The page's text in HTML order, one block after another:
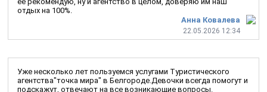
Анна Ковалева
22.05.2026 12:34
отдых на 100%.
Уже несколько лет пользуемся услугами Туристического
агентства"точка мира" в Белгороде.Девочки всегда помогут и
подскажут, отвечают на все возникающие вопросы.